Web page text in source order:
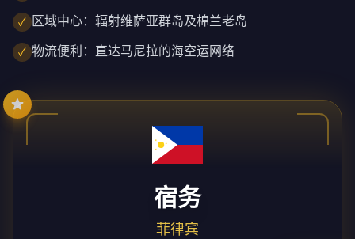
✓ 区域中心：辐射维萨亚群岛及棉兰老岛
✓ 物流便利：直达马尼拉的海空运网络
宿务
菲律宾